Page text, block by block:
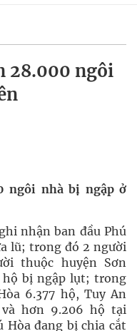
28.000 ngôi
ngôi nhà bị ngập ở
nhận ban đầu Phú
lũ; trong đó 2 người
thuộc huyện Sơn
hộ bị ngập lụt; trong
6.377 hộ, Tuy An
hơn 9.206 hộ tại
Hòa đang bị chia cắt